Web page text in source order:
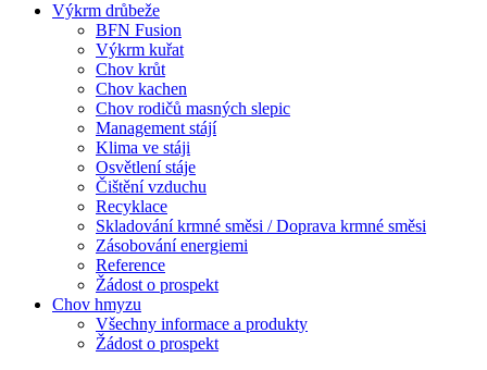
Výkrm drůbeže
BFN Fusion
Výkrm kuřat
Chov krůt
Chov kachen
Chov rodičů masných slepic
Management stájí
Klima ve stáji
Osvětlení stáje
Čištění vzduchu
Recyklace
Skladování krmné směsi / Doprava krmné směsi
Zásobování energiemi
Reference
Žádost o prospekt
Chov hmyzu
Všechny informace a produkty
Žádost o prospekt